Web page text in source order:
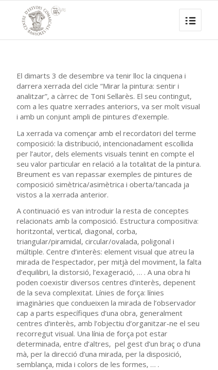
El dimarts 3 de desembre va tenir lloc la cinquena i
darrera xerrada del cicle “Mirar la pintura: sentir i
analitzar”, a càrrec de Toni Sellarès. El seu contingut,
com a les quatre xerrades anteriors, va ser molt visual
i amb un conjunt ampli de pintures d’exemple.
La xerrada va començar amb el recordatori del terme
composició: la distribució, intencionadament escollida
per l’autor, dels elements visuals tenint en compte el
seu valor particular en relació a la totalitat de la pintura.
Breument es van repassar exemples de pintures de
composició simètrica/asimètrica i oberta/tancada ja
vistos a la xerrada anterior.
A continuació es van introduir la resta de conceptes
relacionats amb la composició. Estructura compositiva:
horitzontal, vertical, diagonal, corba,
triangular/piramidal, circular/ovalada, poligonal i
múltiple. Centre d’interès: element visual que atreu ​​la
mirada de l’espectador, per mitjà del moviment, la falta
d’equilibri, la distorsió, l’exageració, … . A una obra hi
poden coexistir diversos centres d’interès, depenent
de la seva complexitat. Línies de força: línies
imaginàries que condueixen la mirada de l’observador
cap a parts específiques d’una obra, generalment
centres d’interès, amb l’objectiu d’organitzar-ne el seu
recorregut visual. Una línia de força pot estar
determinada, entre d’altres, pel gest d’un braç o d’una
mà, per la direcció d’una mirada, per la disposició,
semblança, mida i colors de les formes, … .